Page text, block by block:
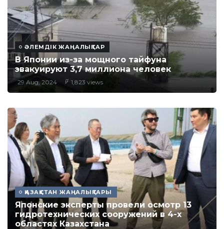
ӘЛЕМДІК ЖАҢАЛЫҚТАР
В Японии из-за мощного тайфуна
эвакуируют 3,7 миллиона человек
29 Aug, 2024 1,823 views
ҚАЗАҚСТАН ЖАҢАЛЫҚТАРЫ
Японские эксперты провели осмотр 13
гидротехнических сооружений в 4-х
областях Казахстана